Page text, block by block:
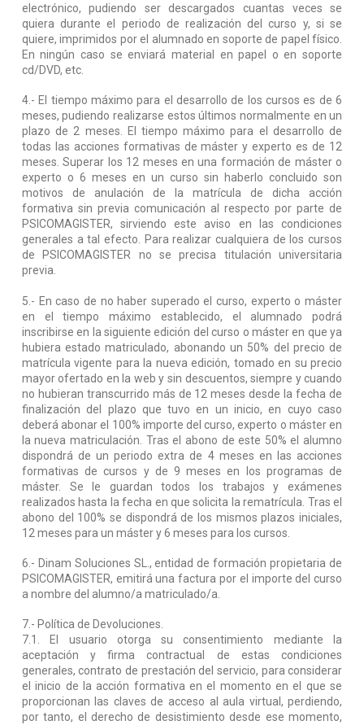
electrónico, pudiendo ser descargados cuantas veces se
quiera durante el periodo de realización del curso y, si se
quiere, imprimidos por el alumnado en soporte de papel físico.
En ningún caso se enviará material en papel o en soporte
cd/DVD, etc.
4.- El tiempo máximo para el desarrollo de los cursos es de 6
meses, pudiendo realizarse estos últimos normalmente en un
plazo de 2 meses. El tiempo máximo para el desarrollo de
todas las acciones formativas de máster y experto es de 12
meses. Superar los 12 meses en una formación de máster o
experto o 6 meses en un curso sin haberlo concluido son
motivos de anulación de la matrícula de dicha acción
formativa sin previa comunicación al respecto por parte de
PSICOMAGISTER, sirviendo este aviso en las condiciones
generales a tal efecto. Para realizar cualquiera de los cursos
de PSICOMAGISTER no se precisa titulación universitaria
previa.
5.- En caso de no haber superado el curso, experto o máster
en el tiempo máximo establecido, el alumnado podrá
inscribirse en la siguiente edición del curso o máster en que ya
hubiera estado matriculado, abonando un 50% del precio de
matrícula vigente para la nueva edición, tomado en su precio
mayor ofertado en la web y sin descuentos, siempre y cuando
no hubieran transcurrido más de 12 meses desde la fecha de
finalización del plazo que tuvo en un inicio, en cuyo caso
deberá abonar el 100% importe del curso, experto o máster en
la nueva matriculación. Tras el abono de este 50% el alumno
dispondrá de un periodo extra de 4 meses en las acciones
formativas de cursos y de 9 meses en los programas de
máster. Se le guardan todos los trabajos y exámenes
realizados hasta la fecha en que solicita la rematrícula. Tras el
abono del 100% se dispondrá de los mismos plazos iniciales,
12 meses para un máster y 6 meses para los cursos.
6.- Dinam Soluciones SL., entidad de formación propietaria de
PSICOMAGISTER, emitirá una factura por el importe del curso
a nombre del alumno/a matriculado/a.
7.- Política de Devoluciones.
7.1. El usuario otorga su consentimiento mediante la
aceptación y firma contractual de estas condiciones
generales, contrato de prestación del servicio, para considerar
el inicio de la acción formativa en el momento en el que se
proporcionan las claves de acceso al aula virtual, perdiendo,
por tanto, el derecho de desistimiento desde ese momento,